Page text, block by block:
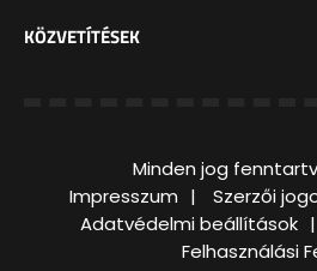
KÖZVETÍTÉSEK
Minden jog
Impresszum
Szerzői
Adatvédelmi beállítások
Felhasználási